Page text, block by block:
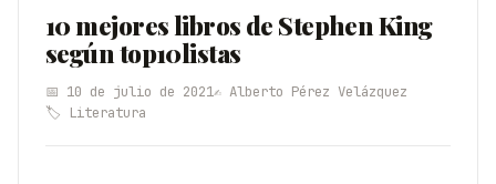
10 mejores libros de Stephen King
según top10listas
📅 10 de julio de 2021✍️ Alberto Pérez Velázquez
🏷️ Literatura